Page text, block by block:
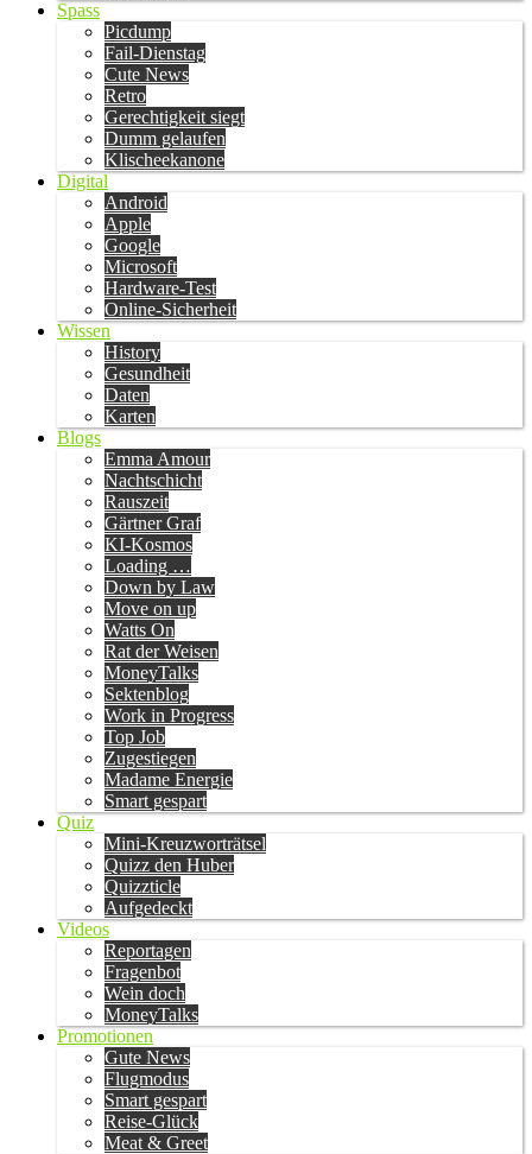
Spass
Picdump
Fail-Dienstag
Cute News
Retro
Gerechtigkeit siegt
Dumm gelaufen
Klischeekanone
Digital
Android
Apple
Google
Microsoft
Hardware-Test
Online-Sicherheit
Wissen
History
Gesundheit
Daten
Karten
Blogs
Emma Amour
Nachtschicht
Rauszeit
Gärtner Graf
KI-Kosmos
Loading …
Down by Law
Move on up
Watts On
Rat der Weisen
MoneyTalks
Sektenblog
Work in Progress
Top Job
Zugestiegen
Madame Energie
Smart gespart
Quiz
Mini-Kreuzworträtsel
Quizz den Huber
Quizzticle
Aufgedeckt
Videos
Reportagen
Fragenbot
Wein doch
MoneyTalks
Promotionen
Gute News
Flugmodus
Smart gespart
Reise-Glück
Meat & Greet